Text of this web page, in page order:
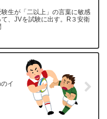
験生が「二以上」の言葉に敏感
て、JVを試験に出す。R３安衛
イ